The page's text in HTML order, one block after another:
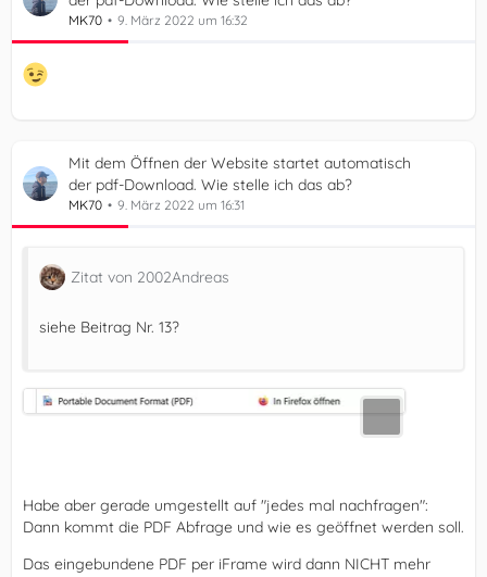
MK70 9. März 2022 um 16:32
Mit dem Öffnen der Website startet automatisch
der pdf-Download. Wie stelle ich das ab?
MK70 9. März 2022 um 16:31
Zitat von 2002Andreas
siehe Beitrag Nr. 13?
Habe aber gerade umgestellt auf "jedes mal nachfragen":
Dann kommt die PDF Abfrage und wie es geöffnet werden soll.
Das eingebundene PDF per iFrame wird dann NICHT mehr